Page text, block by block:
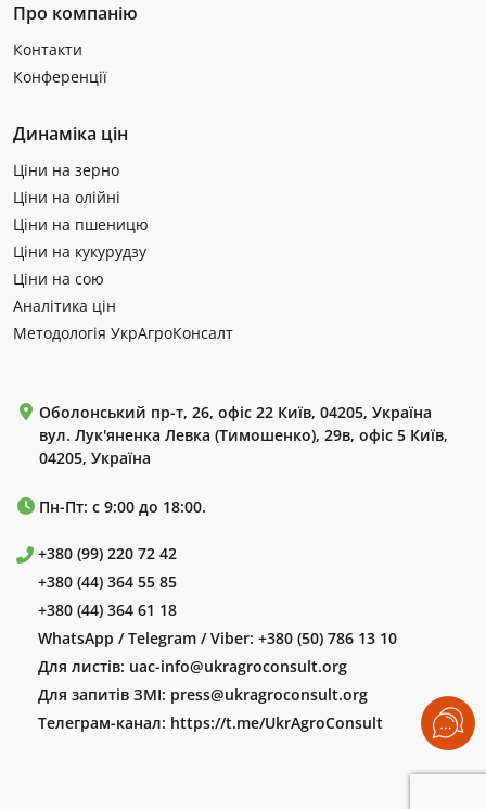
Про компанію
Контакти
Конференції
Динаміка цін
Ціни на зерно
Ціни на олійні
Ціни на пшеницю
Ціни на кукурудзу
Ціни на сою
Аналітика цін
Методологія УкрАгроКонсалт
Оболонський пр-т, 26, офіс 22 Київ, 04205, Україна
вул. Лук'яненка Левка (Тимошенко), 29в, офіс 5 Київ,
04205, Україна
Пн-Пт: с 9:00 до 18:00.
+380 (99) 220 72 42
+380 (44) 364 55 85
+380 (44) 364 61 18
WhatsApp / Telegram / Viber: +380 (50) 786 13 10
Для листів: uac-info@ukragroconsult.org
Для запитів ЗМІ: press@ukragroconsult.org
Телеграм-канал: https://t.me/UkrAgroConsult